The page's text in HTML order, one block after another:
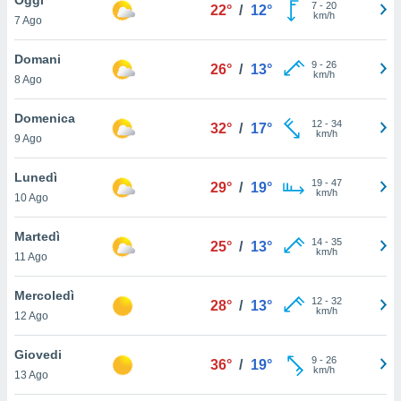
è
al sito
di
ci
di
il
un
la
nella
7 Ago
22° / 12° 7- 20
km/h
Domani
8 Ago
26° / 13° 9- 26
km/h
Domenica
9 Ago
32° / 17° 12- 34
km/h
Lunedì
10 Ago
29° / 19° 19- 47
km/h
Martedì
11 Ago
25° / 13° 14- 35
km/h
Mercoledì
12 Ago
28° / 13° 12- 32
km/h
Giovedi
13 Ago
36° / 19° 9- 26
km/h